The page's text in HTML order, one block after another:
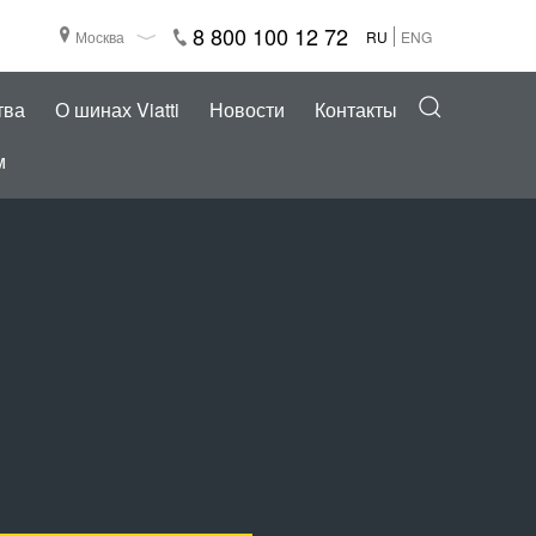
Москва 8 800 100 12 72 RU ENG
О шинах Viatti Новости
Контакты